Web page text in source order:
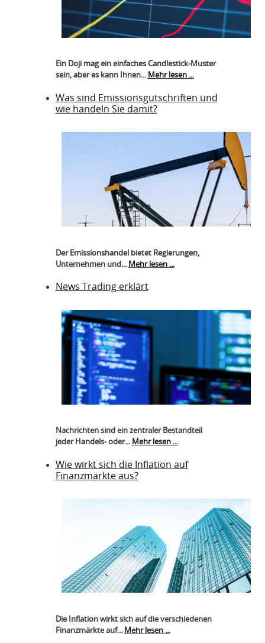
Ein Doji mag ein einfaches Candlestick-Muster
sein, aber es kann Ihnen... Mehr lesen ...
Was sind Emissionsgutschriften und
wie handeln Sie damit?
Der Emissionshandel bietet Regierungen,
Unternehmen und... Mehr lesen ...
News Trading erklärt
Nachrichten sind ein zentraler Bestandteil
jeder Handels- oder... Mehr lesen ...
Wie wirkt sich die Inflation auf
Finanzmärkte aus?
Die Inflation wirkt sich auf die verschiedenen
Finanzmärkte auf... Mehr lesen ...